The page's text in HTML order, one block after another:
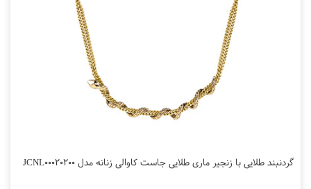
گردنبند طلایی با زنجیر ماری طلایی جاست کاوالی زنانه مدل JCNL00020200